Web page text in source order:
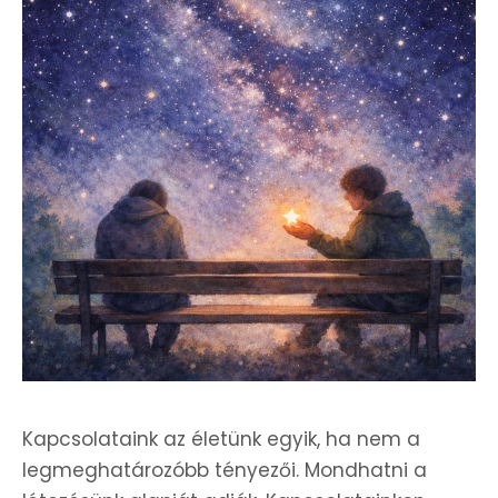
Kapcsolataink az életünk egyik, ha nem a
legmeghatározóbb tényezői. Mondhatni a